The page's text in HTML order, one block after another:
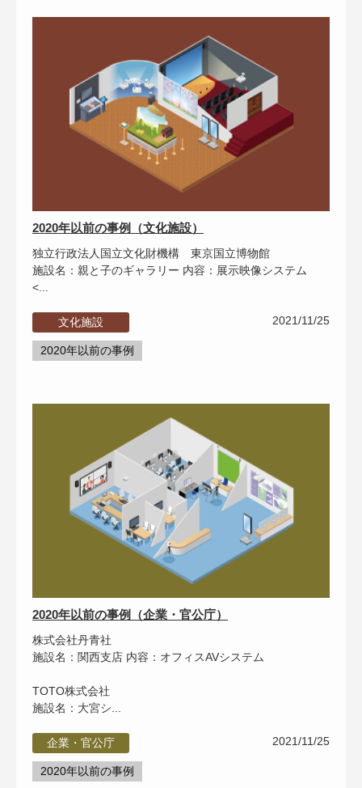
2020年以前の事例（文化施設）
独立行政法人国立文化財機構 東京国立博物館
施設名：親と子のギャラリー 内容：展示映像システム
<...
文化施設 2021/11/25
2020年以前の事例
2020年以前の事例（企業・官公庁）
株式会社丹青社
施設名：関西支店 内容：オフィスAVシステム
TOTO株式会社
施設名：大宮シ...
企業・官公庁 2021/11/25
2020年以前の事例